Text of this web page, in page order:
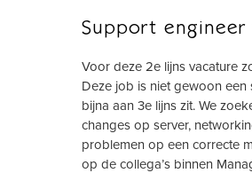
Support
Voor deze 2e lijns vacature
Deze job is niet gewoon
bijna aan 3e lijns zit. We
changes op server,
problemen op een correcte
op de collega’s binnen